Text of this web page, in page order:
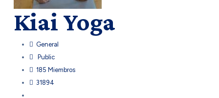
Kiai Yoga
General
Public
185 Miembros
31894